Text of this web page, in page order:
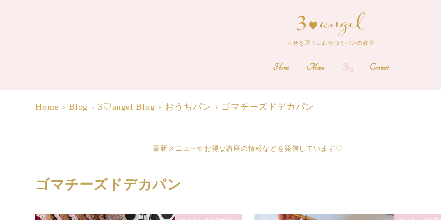
幸せを運ぶ♡おやつとパンの教室
Home Menu Blog Contact
Home Blog 3♡angel Blog おうちパン ゴマチーズドデカパン
最新メニューやお得な講座の情報などを発信しています♡
ゴマチーズドデカパン